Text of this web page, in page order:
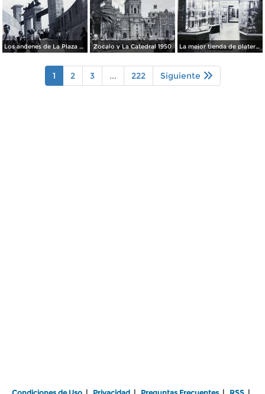
Los andenes de La Plaza de toros Ciudad de México 1950 Zocalo y La Catedral 1950 La mejor tienda de plateria.
1 2 3 ... 222 Siguiente
Condiciones de Uso | Privacidad | Preguntas Frecuentes | RSS |